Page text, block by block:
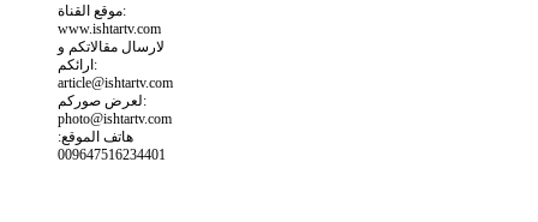
موقع القناة:
www.ishtartv.com
لارسال مقالاتكم و
ارائكم:
article@ishtartv.com
لعرض صوركم:
photo@ishtartv.com
هاتف الموقع:
009647516234401